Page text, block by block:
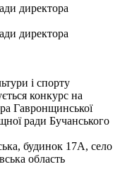
директора
директора
і спорту
конкурс на
Гавронщинської
ради Бучанського
будинок 17А, село
область